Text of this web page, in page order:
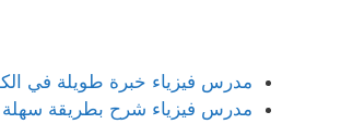
مدرس فيزياء خبرة طويلة في
مدرس فيزياء شرح بطريقة